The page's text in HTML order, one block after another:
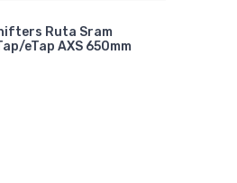
Ruta Sram
eTap AXS 650mm